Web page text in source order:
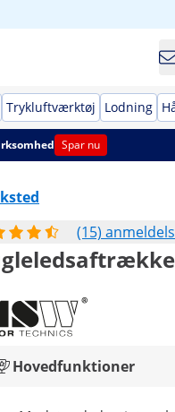
Trykluftværktøj Lodning
Spar nu
(15)
Hovedfunktioner